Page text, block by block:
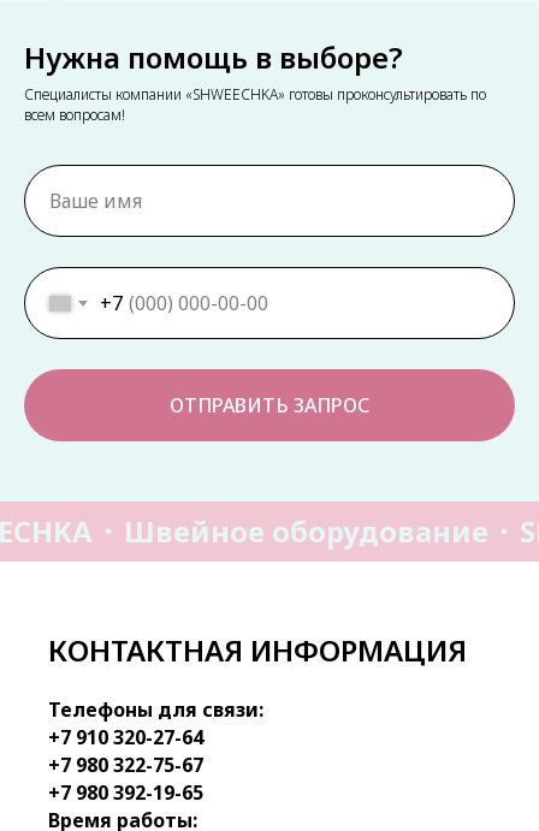
Нужна помощь в выборе?
Специалисты компании «SHWEECHKA» готовы проконсультировать по
всем вопросам!
+7
ОТПРАВИТЬ ЗАПРОС
Швейное оборудование
КОНТАКТНАЯ ИНФОРМАЦИЯ
Телефоны для связи:
+7 910 320-27-64
+7 980 322-75-67
+7 980 392-19-65
Время работы: